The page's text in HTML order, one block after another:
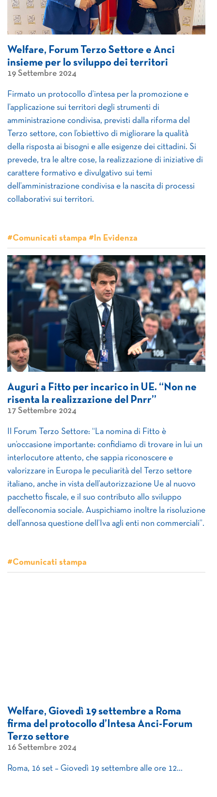
Welfare, Forum Terzo Settore e Anci
insieme per lo sviluppo dei territori
19 Settembre 2024
Firmato un protocollo d’intesa per la promozione e
l’applicazione sui territori degli strumenti di
amministrazione condivisa, previsti dalla riforma del
Terzo settore, con l’obiettivo di migliorare la qualità
della risposta ai bisogni e alle esigenze dei cittadini. Si
prevede, tra le altre cose, la realizzazione di iniziative di
carattere formativo e divulgativo sui temi
dell’amministrazione condivisa e la nascita di processi
collaborativi sui territori.
#Comunicati stampa #In Evidenza
Auguri a Fitto per incarico in UE. “Non ne
risenta la realizzazione del Pnrr”
17 Settembre 2024
Il Forum Terzo Settore: “La nomina di Fitto è
un’occasione importante: confidiamo di trovare in lui un
interlocutore attento, che sappia riconoscere e
valorizzare in Europa le peculiarità del Terzo settore
italiano, anche in vista dell’autorizzazione Ue al nuovo
pacchetto fiscale, e il suo contributo allo sviluppo
dell’economia sociale. Auspichiamo inoltre la risoluzione
dell’annosa questione dell’Iva agli enti non commerciali”.
#Comunicati stampa
Welfare, Giovedì 19 settembre a Roma
firma del protocollo d’Intesa Anci-Forum
Terzo settore
16 Settembre 2024
Roma, 16 set – Giovedì 19 settembre alle ore 12…